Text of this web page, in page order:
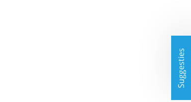
Suggesties